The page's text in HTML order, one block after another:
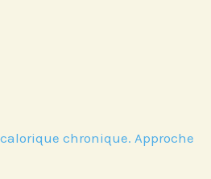
chronique. Approche
par mail,